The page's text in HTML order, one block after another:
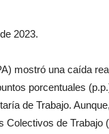
2023.
mostró una caída
porcentuales
de Trabajo.
Colectivos de Trabajo